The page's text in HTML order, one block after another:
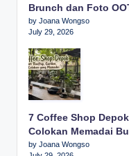
Brunch dan Foto
by Joana Wongso
July 29, 2026
7 Coffee Shop
Colokan Memadai
by Joana Wongso